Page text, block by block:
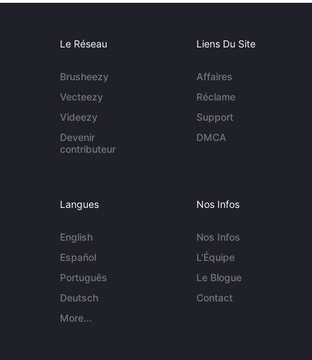
Le Réseau
Brusheezy
Vecteezy
Videezy
Devenir
contributeur
Liens Du Site
Affaires
Réclame
Support
DMCA
Langues
English
Español
Português
Deutsch
More...
Nos Infos
Nos Infos
L'Équipe
Le Blogue
Contact